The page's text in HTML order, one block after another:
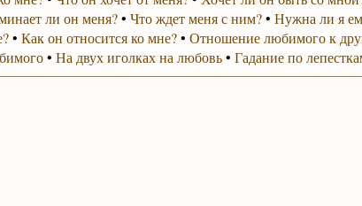
ли он меня?• Что ждет меня с ним?• Нужна ли я
• Как он относится ко мне?• Отношение любимого к
• На двух иголках на любовь• Гадание по